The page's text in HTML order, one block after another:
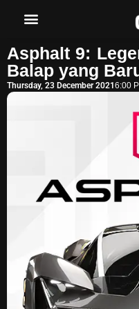
Asphalt 9:
Balap yang
Thursday, 23 December 20216:00